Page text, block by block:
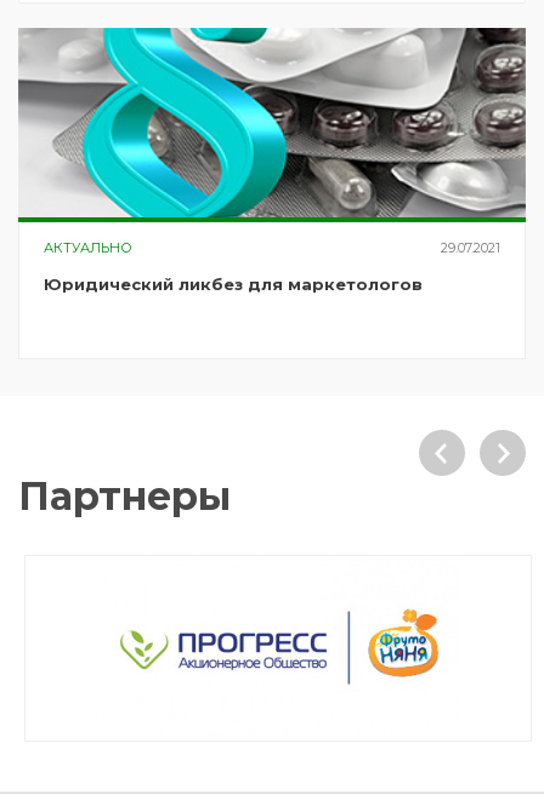
АКТУАЛЬНО 29.07.2021
Юридический ликбез для маркетологов
Партнеры